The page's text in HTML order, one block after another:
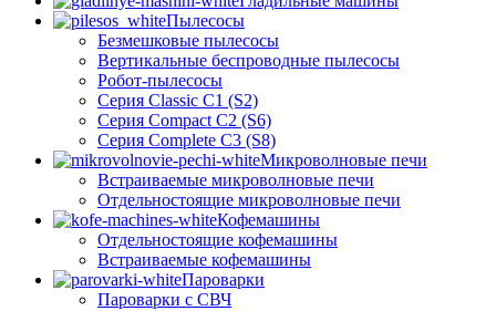
Пылесосы
Безмешковые пылесосы
Вертикальные беспроводные пылесосы
Робот-пылесосы
Серия Classic C1 (S2)
Серия Compact C2 (S6)
Серия Complete C3 (S8)
Микроволновые печи
Встраиваемые микроволновые печи
Отдельностоящие микроволновые печи
Кофемашины
Отдельностоящие кофемашины
Встраиваемые кофемашины
Пароварки
Пароварки с СВЧ